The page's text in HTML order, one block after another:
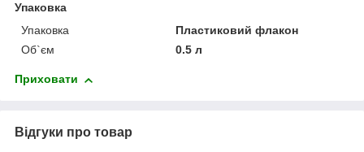
Упаковка
Упаковка
Пластиковий флакон
Об`єм
0.5 л
Приховати
Відгуки про товар